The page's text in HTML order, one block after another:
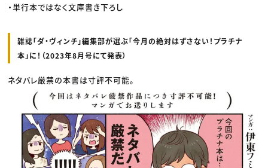
・単行本ではなく文庫書き下ろし
雑誌「ダ・ヴィンチ」編集部が選ぶ「今月の絶対はずさない！プラチナ
本」に！（2023年8月号にて発表）
ネタバレ厳禁の本書は寸評不可能。